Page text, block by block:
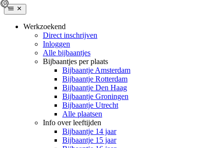
Werkzoekend
Direct inschrijven
Inloggen
Alle bijbaantjes
Bijbaantjes per plaats
Bijbaantje Amsterdam
Bijbaantje Rotterdam
Bijbaantje Den Haag
Bijbaantje Groningen
Bijbaantje Utrecht
Alle plaatsen
Info over leeftijden
Bijbaantje 14 jaar
Bijbaantje 15 jaar